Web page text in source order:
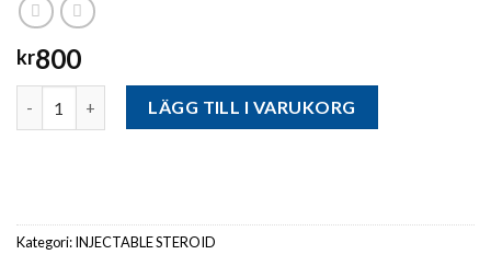
kr800
LÄGG TILL I VARUKORG
Kategori:INJECTABLE STEROID